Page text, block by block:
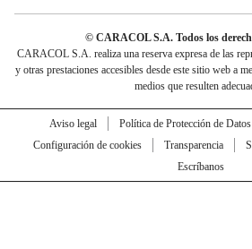
© CARACOL S.A. Todos los
CARACOL S.A. realiza una reserva expresa de las
y otras prestaciones accesibles desde este sitio web a
medios que resulten
Aviso legal Política de Protección de Datos
Configuración de cookies
Transparencia
Escríbanos